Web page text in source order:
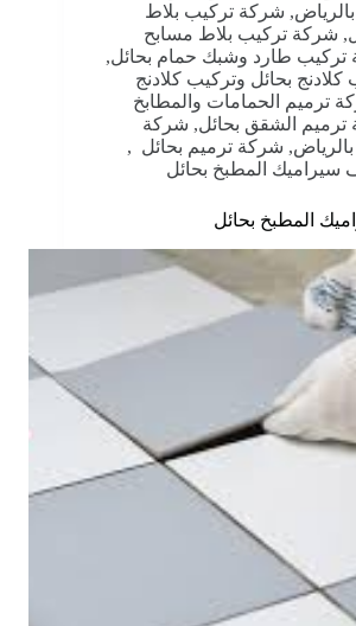
, شركة تركيب بلاط
, شركة تركيب بلاط مسابح
تركيب طارد وشبك حمام بحائل,
بحائل وتركيب كلادنج
ترميم الحمامات والمطابخ
الشقق بحائل, شركة
, شركة ترميم بحائل ,
المطبخ بحائل
المطبخ بحائل